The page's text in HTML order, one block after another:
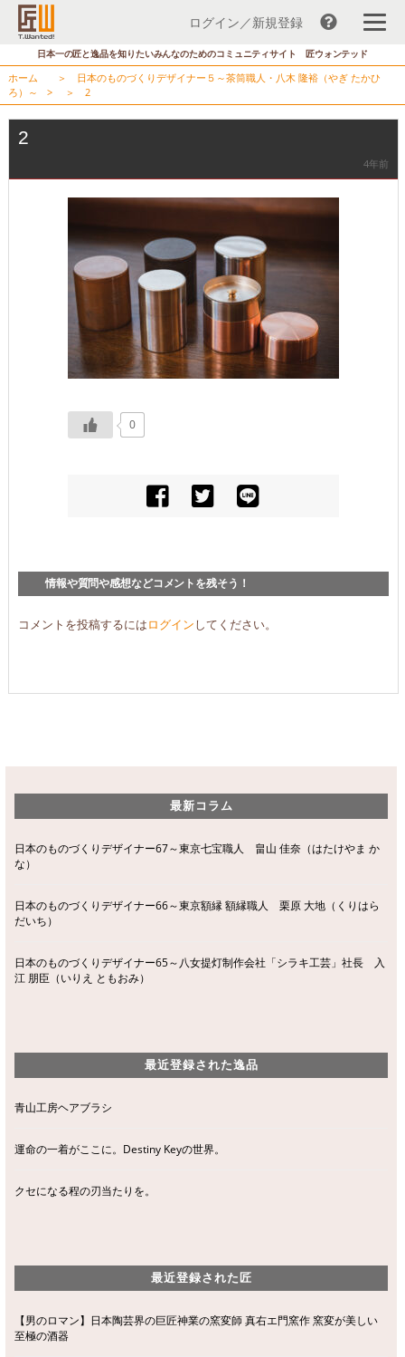
ン
テ
ス
ログイン／新規登録
日本一の匠と逸品を知りたいみんなのためのコミュニティサイト 匠ウォンテッド
ホーム ＞ 日本のものづくりデザイナー５～茶筒職人・八木 隆裕（やぎ たかひ
ろ）～
> ＞ 2
2
4年前
0
情報や質問や感想などコメントを残そう！
コメントを投稿するにはログインしてください。
最新コラム
日本のものづくりデザイナー67～東京七宝職人 畠山 佳奈（はたけやま か
な）
日本のものづくりデザイナー66～東京額縁 額縁職人 栗原 大地（くりはら
だいち）
日本のものづくりデザイナー65～八女提灯制作会社「シラキ工芸」社長 入
江 朋臣（いりえ ともおみ）
最近登録された逸品
青山工房ヘアブラシ
運命の一着がここに。Destiny Keyの世界。
クセになる程の刃当たりを。
最近登録された匠
【男のロマン】日本陶芸界の巨匠神業の窯変師 真右エ門窯作 窯変が美しい
至極の酒器